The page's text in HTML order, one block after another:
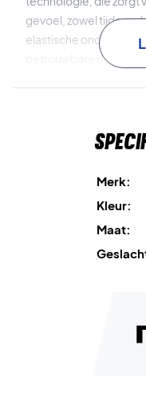
gevoel, zowel tijdens
elastische onderband
betrouwbare
jouw wensen.
Balance Fresh zorgt
Licht materiaalstaat
optimale
Merk:
Kleur:
Maat: